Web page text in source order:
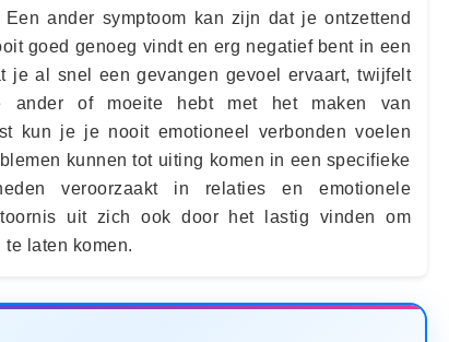
ander symptoom kan zijn dat je ontzettend
goed genoeg vindt en erg negatief bent in een
je al snel een gevangen gevoel ervaart, twijfelt
ander of moeite hebt met het maken van
kun je je nooit emotioneel verbonden voelen
kunnen tot uiting komen in een specifieke
veroorzaakt in relaties en emotionele
uit zich ook door het lastig vinden om
laten komen.